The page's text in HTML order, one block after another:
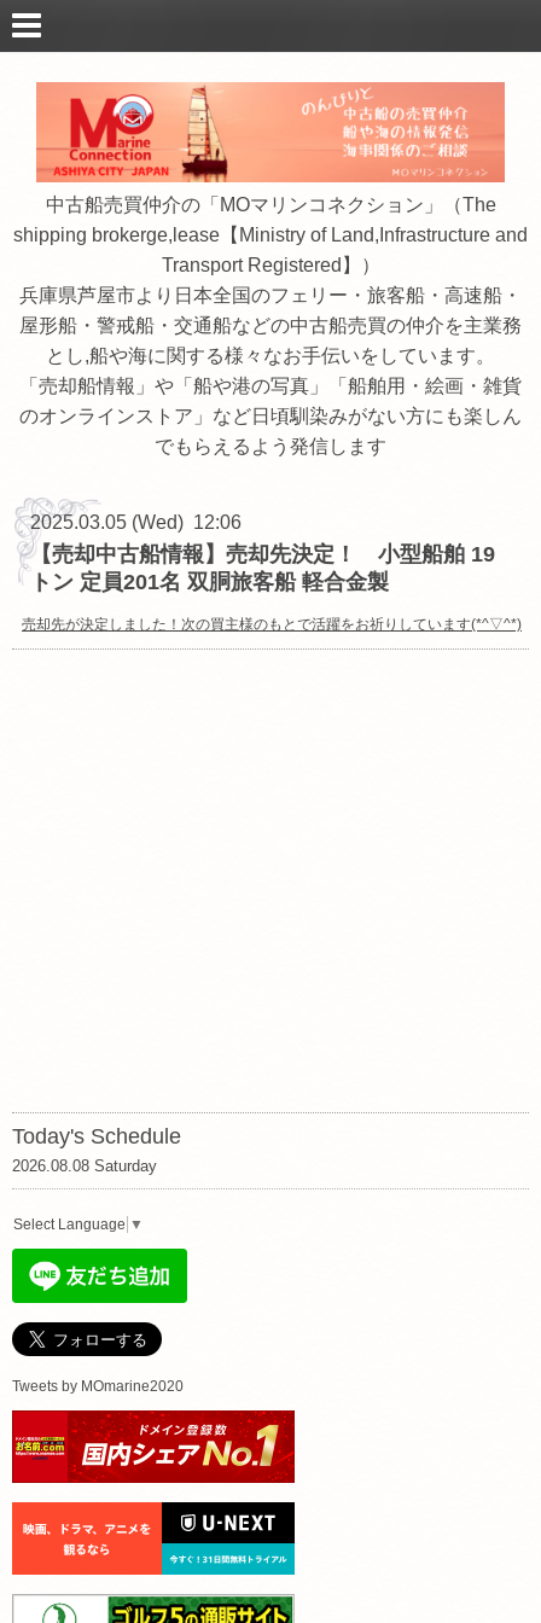
中古船売買仲介の「MOマリンコネクション」（The
shipping brokerge,lease【Ministry of Land,Infrastructure and
Transport Registered】）
兵庫県芦屋市より日本全国のフェリー・旅客船・高速船・
屋形船・警戒船・交通船などの中古船売買の仲介を主業務
とし,船や海に関する様々なお手伝いをしています。
「売却船情報」や「船や港の写真」「船舶用・絵画・雑貨
のオンラインストア」など日頃馴染みがない方にも楽しん
でもらえるよう発信します
2025.03.05 (Wed) 12:06
【売却中古船情報】売却先決定！ 小型船舶 19
トン 定員201名 双胴旅客船 軽合金製
売却先が決定しました！次の買主様のもとで活躍をお祈りしています(*^▽^*)
Today's Schedule
2026.08.08 Saturday
Select Language ▼
Tweets by MOmarine2020